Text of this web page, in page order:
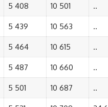
5 408 10 501 ..
5 439 10 563 ..
5 464 10 615 ..
5 487 10 660 ..
5 501 10 687 ..